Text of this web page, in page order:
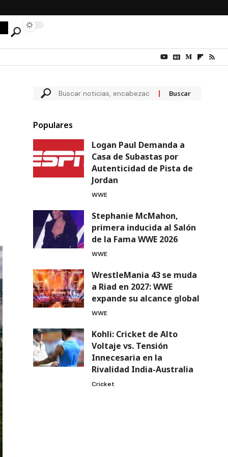
Populares
Logan Paul Demanda a
Casa de Subastas por
Autenticidad de Pista de
Jordan
WWE
Stephanie McMahon,
primera inducida al Salón
de la Fama WWE 2026
WWE
WrestleMania 43 se muda
a Riad en 2027: WWE
expande su alcance global
WWE
Kohli: Cricket de Alto
Voltaje vs. Tensión
Innecesaria en la
Rivalidad India-Australia
Cricket